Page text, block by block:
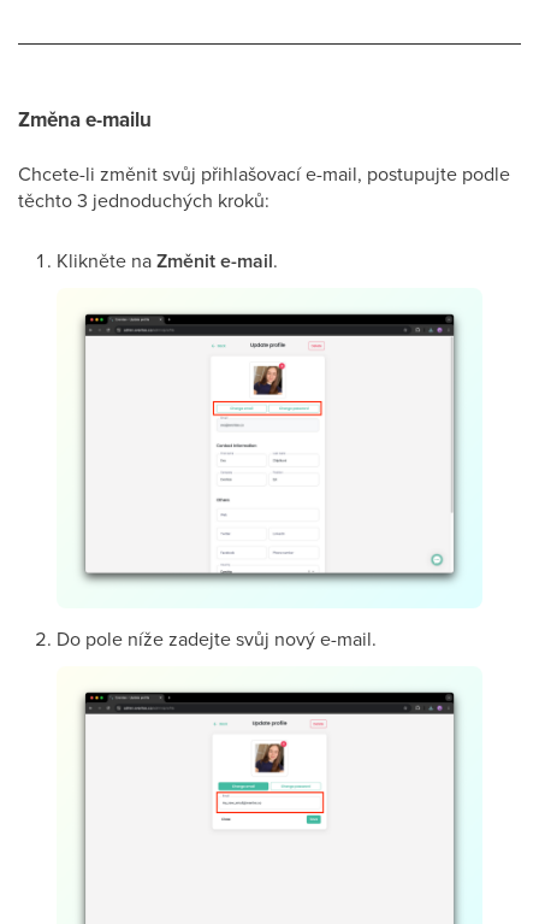
Změna e-mailu
Chcete-li změnit svůj přihlašovací e-mail, postupujte podle
těchto 3 jednoduchých kroků:
Klikněte naZměnit e-mail.
Do pole níže zadejte svůj nový e-mail.